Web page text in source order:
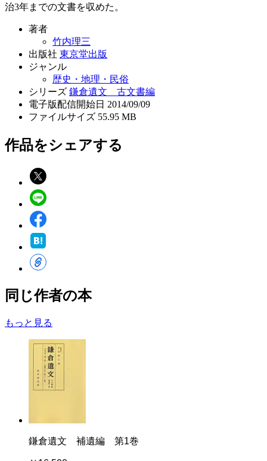
治3年までの文書を収めた。
著者
竹内理三
出版社 東京堂出版
ジャンル
歴史・地理・民俗
シリーズ 鎌倉遺文 古文書編
電子版配信開始日 2014/09/09
ファイルサイズ 55.95 MB
作品をシェアする
同じ作者の本
もっと見る
鎌倉遺文 補遺編 第1巻